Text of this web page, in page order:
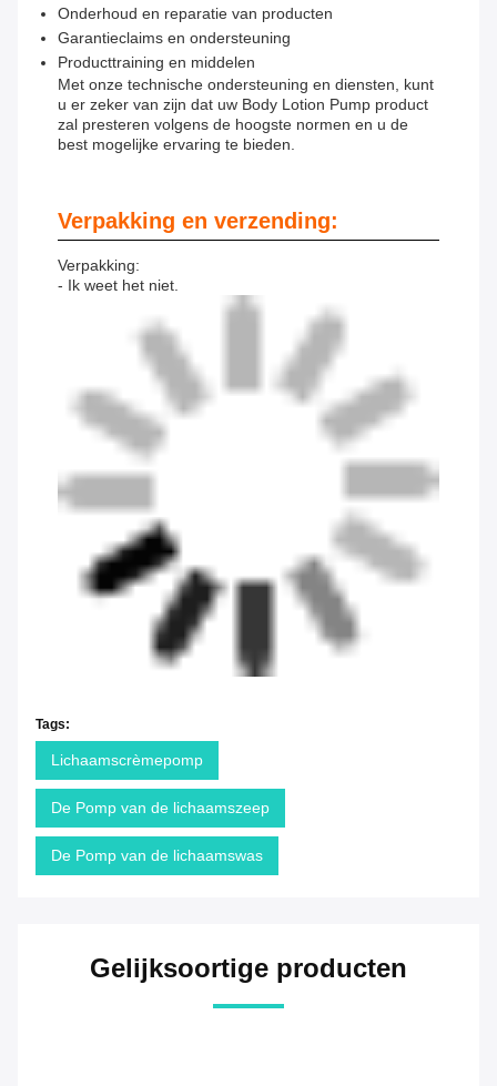
Onderhoud en reparatie van producten
Garantieclaims en ondersteuning
Producttraining en middelen
Met onze technische ondersteuning en diensten, kunt
u er zeker van zijn dat uw Body Lotion Pump product
zal presteren volgens de hoogste normen en u de
best mogelijke ervaring te bieden.
Verpakking en verzending:
Verpakking:
- Ik weet het niet.
Tags:
Lichaamscrèmepomp
De Pomp van de lichaamszeep
De Pomp van de lichaamswas
Gelijksoortige producten